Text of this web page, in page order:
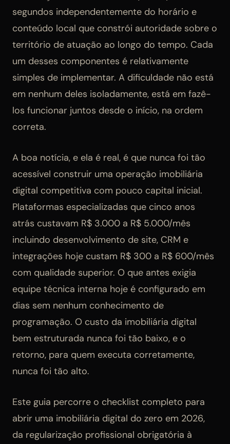
segundos independentemente do horário e
conteúdo local que constrói autoridade sobre o
território de atuação ao longo do tempo. Cada
um desses componentes é relativamente
simples de implementar. A dificuldade não está
em nenhum deles isoladamente, está em fazê-
los funcionar juntos desde o início, na ordem
correta.
A boa notícia, e ela é real, é que nunca foi tão
acessível construir uma operação imobiliária
digital competitiva com pouco capital inicial.
Plataformas especializadas que cinco anos
atrás custavam R$ 3.000 a R$ 5.000/mês
incluindo desenvolvimento de site, CRM e
integrações hoje custam R$ 300 a R$ 600/mês
com qualidade superior. O que antes exigia
equipe técnica interna hoje é configurado em
dias sem nenhum conhecimento de
programação. O custo da imobiliária digital
bem estruturada nunca foi tão baixo, e o
retorno, para quem executa corretamente,
nunca foi tão alto.
Este guia percorre o checklist completo para
abrir uma imobiliária digital do zero em 2026,
da regularização profissional obrigatória à